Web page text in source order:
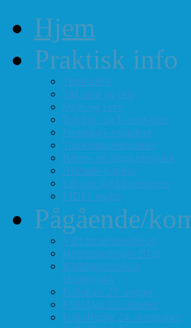
Hjem
Praktisk info
Terminliste
Tid, sted og pris
Styre og verv
Telefon- og E-post-liste
Forenings-vedtekter
Turneringsreglement
Barne- og ungdomssjakk
Årsmøte-papirer
Litt om sjakkforeningen
FIDEs regler
Pågående/
Vårt turneringstilbud
Høstturneringen 2026
Klubbmesterskap
Hurtigsjakk
FolloLyn 27. august
FolloLyn 22. oktober
FolloHurtig 24. september